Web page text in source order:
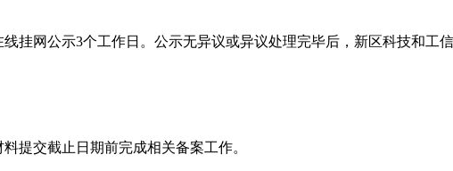
挂网公示3个工作日。公示无异议或异议处理完毕后，新区科技和工
提交截止日期前完成相关备案工作。